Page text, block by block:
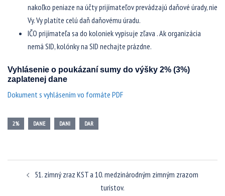
nakoľko peniaze na účty prijímateľov prevádzajú daňové úrady, nie
Vy. Vy platíte celú daň daňovému úradu.
IČO prijímateľa sa do koloniek vypisuje zľava . Ak organizácia
nemá SID, kolónky na SID nechajte prázdne.
Vyhlásenie o poukázaní sumy do výšky 2% (3%)
zaplatenej dane
Dokument s vyhlásením vo formáte PDF
2% DANE DANI DAR
článkami51. zimný zraz KST a 10. medzinárodným zimným zrazom
turistov.